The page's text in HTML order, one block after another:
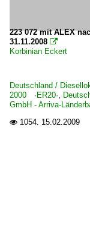
223 072 mit ALEX
31.11.2008 
Korbinian Eckert
Deutschland /
2000 ·ER20·,
GmbH - Arriva-
 1054. 15.02.2009